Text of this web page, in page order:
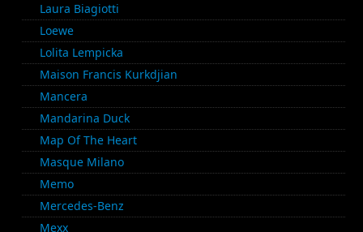
Laura Biagiotti
Loewe
Lolita Lempicka
Maison Francis Kurkdjian
Mancera
Mandarina Duck
Map Of The Heart
Masque Milano
Memo
Mercedes-Benz
Mexx